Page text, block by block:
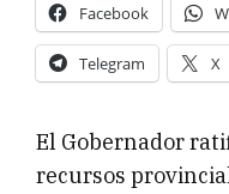
Facebook
Telegram X
El Gobernador
recursos